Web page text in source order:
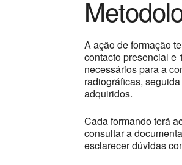
A ação de formação
contacto presencial e
necessários para a
radiográficas,
adquiridos.
Cada formando terá
consultar a
esclarecer dúvidas